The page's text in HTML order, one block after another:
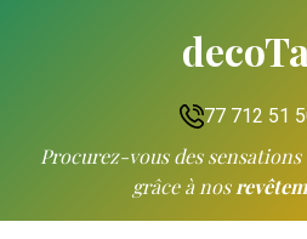
77 712 51
Procurez-vous des sensations
grâce à nos